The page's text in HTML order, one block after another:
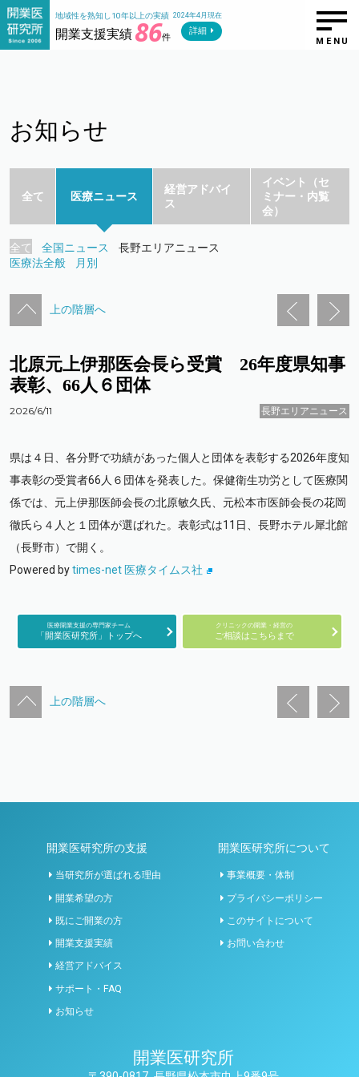
地域性を熟知し10年以上の実績
開業支援実績 86件
2024年4月現在
詳細
MENU
お知らせ
全て 医療ニュース
経営アドバイ
ス
イベント（セ
ミナー・内覧
会）
全て 全国ニュース
長野エリアニュース
医療法全般
月別
上の階層へ
北原元上伊那医会長ら受賞 26年度県知事
表彰、66人６団体
2026/6/11 長野エリアニュース
県は４日、各分野で功績があった個人と団体を表彰する2026年度知
事表彰の受賞者66人６団体を発表した。保健衛生功労として医療関
係では、元上伊那医師会長の北原敏久氏、元松本市医師会長の花岡
徹氏ら４人と１団体が選ばれた。表彰式は11日、長野ホテル犀北館
（長野市）で開く。
Powered bytimes-net 医療タイムス社
医療開業支援の専門家チーム
「開業医研究所」トップへ
クリニックの開業・経営の
ご相談はこちらまで
上の階層へ
開業医研究所の支援
当研究所が選ばれる理由
開業希望の方
既にご開業の方
開業支援実績
経営アドバイス
サポート・FAQ
お知らせ
開業医研究所について
事業概要・体制
プライバシーポリシー
このサイトについて
お問い合わせ
開業医研究所